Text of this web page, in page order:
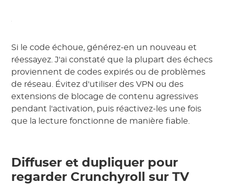
Si le code échoue, générez-en un nouveau et
réessayez. J'ai constaté que la plupart des échecs
proviennent de codes expirés ou de problèmes
de réseau. Évitez d'utiliser des VPN ou des
extensions de blocage de contenu agressives
pendant l'activation, puis réactivez-les une fois
que la lecture fonctionne de manière fiable.
Diffuser et dupliquer pour
regarder Crunchyroll sur TV